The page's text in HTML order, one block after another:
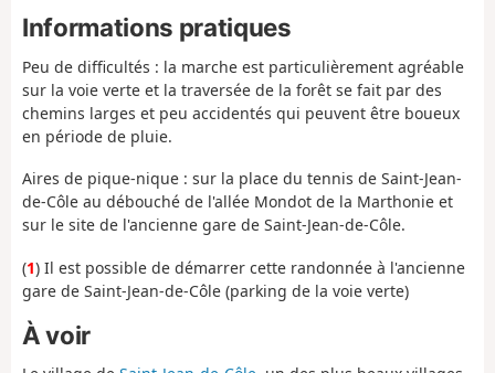
Informations pratiques
Peu de difficultés : la marche est particulièrement agréable
sur la voie verte et la traversée de la forêt se fait par des
chemins larges et peu accidentés qui peuvent être boueux
en période de pluie.
Aires de pique-nique : sur la place du tennis de Saint-Jean-
de-Côle au débouché de l'allée Mondot de la Marthonie et
sur le site de l'ancienne gare de Saint-Jean-de-Côle.
(1) Il est possible de démarrer cette randonnée à l'ancienne
gare de Saint-Jean-de-Côle (parking de la voie verte)
À voir